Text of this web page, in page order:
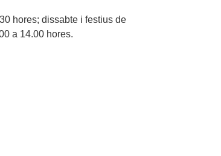
hores; dissabte i festius de
a 14.00 hores.